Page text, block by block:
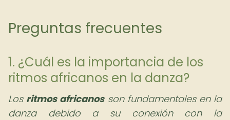
Preguntas frecuentes
1. ¿Cuál es la importancia de los
ritmos africanos en la danza?
Los ritmos africanosson fundamentales en la
danza debido a su conexión con la